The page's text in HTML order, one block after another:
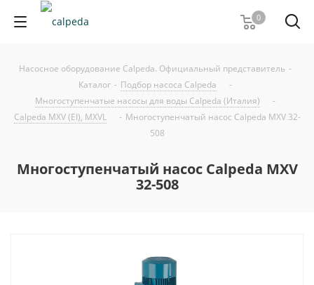
0
Насосное оборудование Calpeda. Официальный представитель -
Каталог - Подбор насоса Calpeda
-
Многоступенчатые насосы для воды Calpeda (Италия)
-
Calpeda MXV (EI), MXVL
- Многоступенчатый насос Calpeda MXV 32-
508
Многоступенчатый насос Calpeda MXV
32-508